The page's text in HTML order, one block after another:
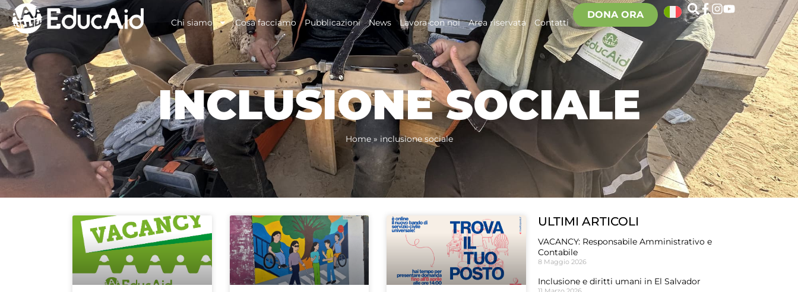
Chi siamo Cosa facciamo Pubblicazioni News Lavora con noi Area riservata Contatti
DONA ORA
INCLUSIONE SOCIALE
Home» inclusione sociale
ULTIMI ARTICOLI
VACANCY: Responsabile Amministrativo e
Contabile
8 Maggio 2026
Inclusione e diritti umani in El Salvador